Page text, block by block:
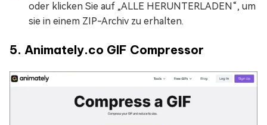
oder klicken Sie auf „ALLE HERUNTERLADEN“, um
sie in einem ZIP-Archiv zu erhalten.
5. Animately.co GIF Compressor